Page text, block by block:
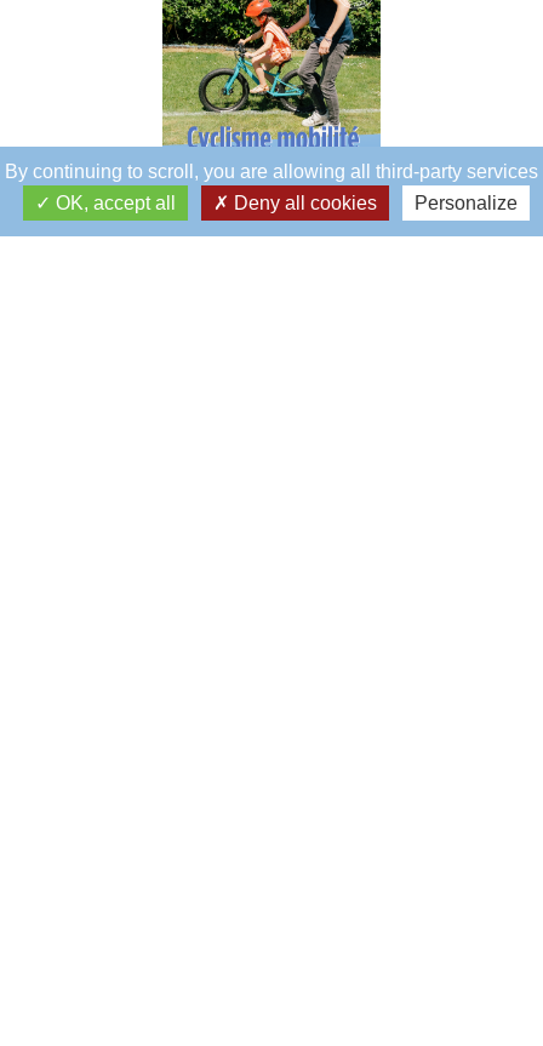
By continuing to scroll, you are allowing all third-party services
OK, accept all
Deny all cookies Personalize